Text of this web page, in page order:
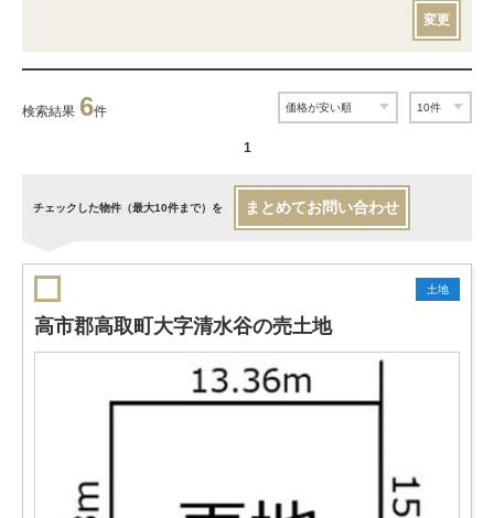
変更
検索結果 6件
1
チェックした物件（最大10件まで）を まとめてお問い合わせ
土地
高市郡高取町大字清水谷の売土地